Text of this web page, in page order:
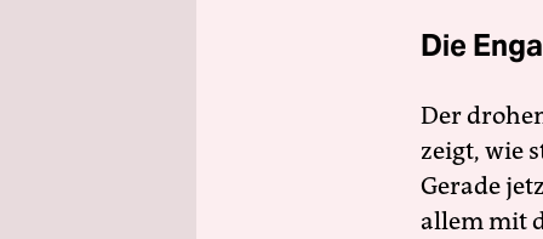
Die
Der
zeigt, wie
Gerade
allem mit